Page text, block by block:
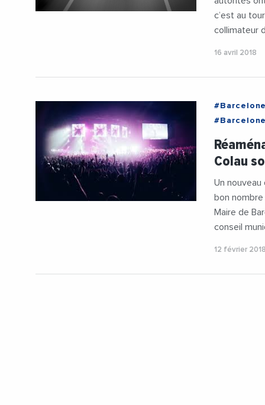
c’est au
collimateur
16 avril 2018
#Barcelone
#Barcelone
Colau
Un
bon
Maire de
conseil
12 février 2018